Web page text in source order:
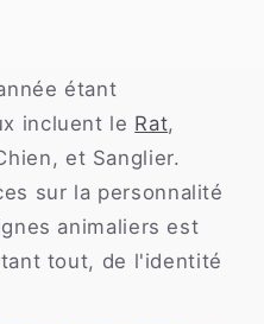
étant
incluent le Rat,
et Sanglier.
sur la personnalité
animaliers est
tout, de l'identité